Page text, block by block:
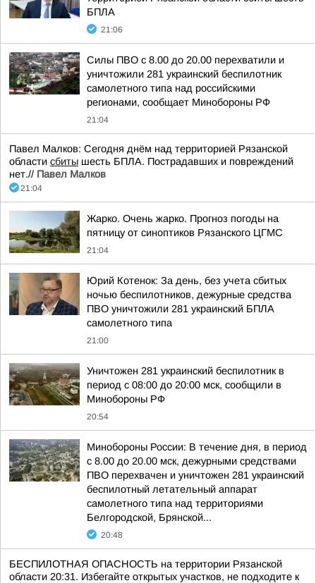
БПЛА
21:06
Силы ПВО с 8.00 до 20.00 перехватили и
уничтожили 281 украинский беспилотник
самолетного типа над российскими
регионами, сообщает Минобороны РФ
21:04
Павел Малков: Сегодня днём над территорией Рязанской
области сбиты шесть БПЛА. Пострадавших и повреждений
нет.// Павел Малков
21:04
Жарко. Очень жарко. Прогноз погоды на
пятницу от синоптиков Рязанского ЦГМС
21:04
Юрий Котенок: За день, без учета сбитых
ночью беспилотников, дежурные средства
ПВО уничтожили 281 украинский БПЛА
самолетного типа
21:00
Уничтожен 281 украинский беспилотник в
период с 08:00 до 20:00 мск, сообщили в
Минобороны РФ
20:54
Минобороны России: В течение дня, в период
с 8.00 до 20.00 мск, дежурными средствами
ПВО перехвачен и уничтожен 281 украинский
беспилотный летательный аппарат
самолетного типа над территориями
Белгородской, Брянской...
20:48
БЕСПИЛОТНАЯ ОПАСНОСТЬ на территории Рязанской
области 20:31. Избегайте открытых участков, не подходите к